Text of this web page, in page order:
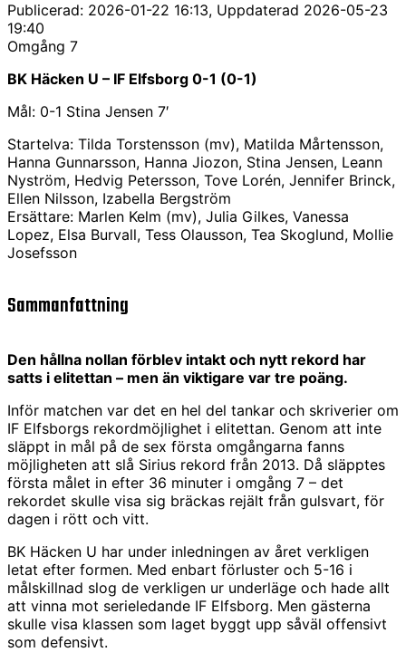
Publicerad: 2026-01-22 16:13, Uppdaterad 2026-05-23
19:40
Omgång 7
BK Häcken U – IF Elfsborg 0-1 (0-1)
Mål: 0-1 Stina Jensen 7′
Startelva: Tilda Torstensson (mv), Matilda Mårtensson,
Hanna Gunnarsson, Hanna Jiozon, Stina Jensen, Leann
Nyström, Hedvig Petersson, Tove Lorén, Jennifer Brinck,
Ellen Nilsson, Izabella Bergström
Ersättare: Marlen Kelm (mv), Julia Gilkes, Vanessa
Lopez, Elsa Burvall, Tess Olausson, Tea Skoglund, Mollie
Josefsson
Sammanfattning
Den hållna nollan förblev intakt och nytt rekord har
satts i elitettan – men än viktigare var tre poäng.
Inför matchen var det en hel del tankar och skriverier om
IF Elfsborgs rekordmöjlighet i elitettan. Genom att inte
släppt in mål på de sex första omgångarna fanns
möjligheten att slå Sirius rekord från 2013. Då släpptes
första målet in efter 36 minuter i omgång 7 – det
rekordet skulle visa sig bräckas rejält från gulsvart, för
dagen i rött och vitt.
BK Häcken U har under inledningen av året verkligen
letat efter formen. Med enbart förluster och 5-16 i
målskillnad slog de verkligen ur underläge och hade allt
att vinna mot serieledande IF Elfsborg. Men gästerna
skulle visa klassen som laget byggt upp såväl offensivt
som defensivt.